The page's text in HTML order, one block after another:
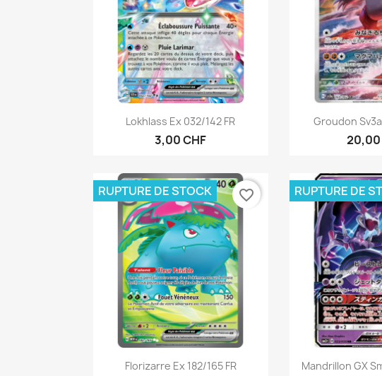
Aperçu rapide
Lokhlass Ex 032/142 FR
3,00 CHF

Groudon
20,00
Aperçu rapide
Florizarre Ex 182/165 FR
RUPTURE DE STOCK favorite_border

Mandrillon GX
RUPTURE DE